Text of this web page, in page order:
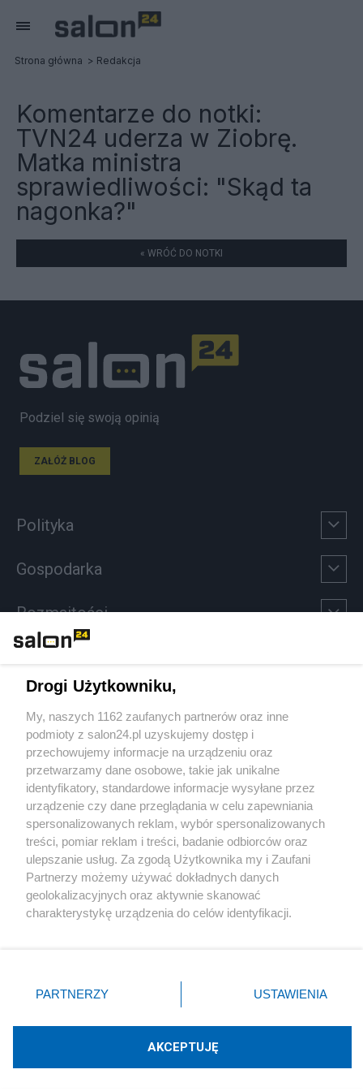
Strona główna Redakcja
Komentarze do notki:
TVN24 uderza w Ziobrę.
Matka ministra
sprawiedliwości: "Skąd ta
nagonka?"
« WRÓĆ DO NOTKI
Podziel się swoją opinią
ZAŁÓŻ BLOG
Polityka
Gospodarka
Rozmaitości
Sport
Społeczeństwo
Kultura
X Facebook Instagram Youtube
Technologię dostarcza:W3media.pl
Drogi Użytkowniku,
My, naszych 1162 zaufanych partnerów oraz inne
podmioty z salon24.pl uzyskujemy dostęp i
przechowujemy informacje na urządzeniu oraz
przetwarzamy dane osobowe, takie jak unikalne
identyfikatory, standardowe informacje wysyłane przez
urządzenie czy dane przeglądania w celu zapewniania
spersonalizowanych reklam, wybór spersonalizowanych
treści, pomiar reklam i treści, badanie odbiorców oraz
ulepszanie usług. Za zgodą Użytkownika my i Zaufani
Partnerzy możemy używać dokładnych danych
geolokalizacyjnych oraz aktywnie skanować
charakterystykę urządzenia do celów identyfikacji.
zmienić/wycofać klikając przycisk ustawień prywatności
znajdujący się w lewym dolnym rogu strony
rodzaje przetwarzania danych nie wymagają zgody
użytkownika, ale masz prawo sprzeciwić się takiemu
PARTNERZY USTAWIENIA
AKCEPTUJĘ